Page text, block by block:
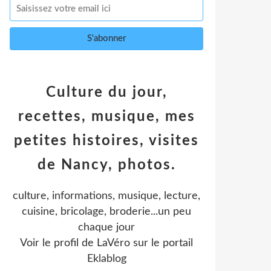
Culture du jour,
recettes, musique, mes
petites histoires, visites
de Nancy, photos.
culture, informations, musique, lecture,
cuisine, bricolage, broderie...un peu
chaque jour
Voir le profil de LaVéro sur le portail
Eklablog